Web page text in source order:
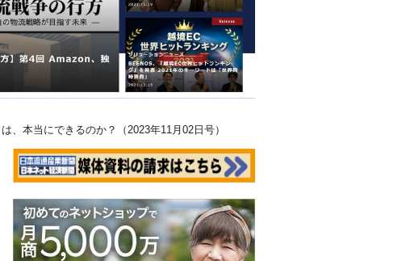
本当にできるのか？（2023年11月02日号）